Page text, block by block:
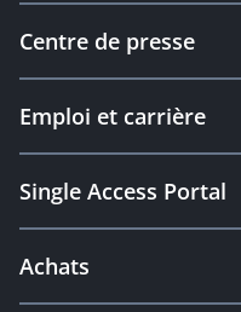
Centre de presse
Emploi et carrière
Single Access Portal
Achats